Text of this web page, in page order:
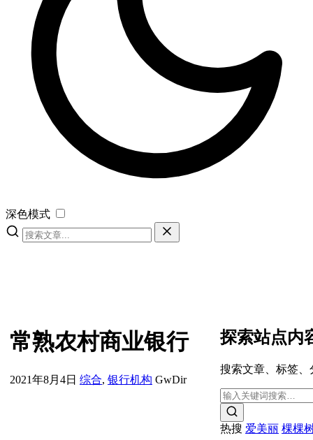
深色模式
常熟农村商业银行
2021年8月4日 综合, 银行机构 GwDir
探索站点内
搜索文章、标签、
热搜 爱美丽 棵棵